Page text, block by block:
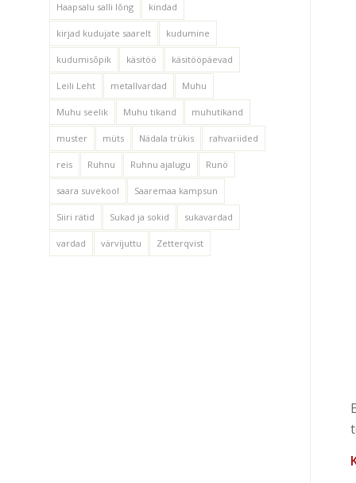
Haapsalu salli lõng kindad
kirjad kudujate saarelt kudumine
kudumisõpik käsitöö käsitööpäevad
Leili Leht metallvardad Muhu
Muhu seelik Muhu tikand muhutikand
muster müts Nädala trükis rahvariided
reis Ruhnu Ruhnu ajalugu Runö
saara suvekool Saaremaa kampsun
Siiri rätid Sukad ja sokid sukavardad
vardad värvijuttu Zetterqvist